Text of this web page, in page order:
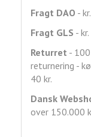
Fragt DAO -
Fragt GLS -
Returret -
returnering -
40 kr.
Dansk
over 150.000